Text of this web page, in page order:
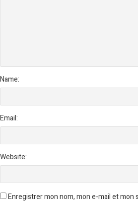
Name:
Email:
Website:
Enregistrer mon nom, mon e-mail et